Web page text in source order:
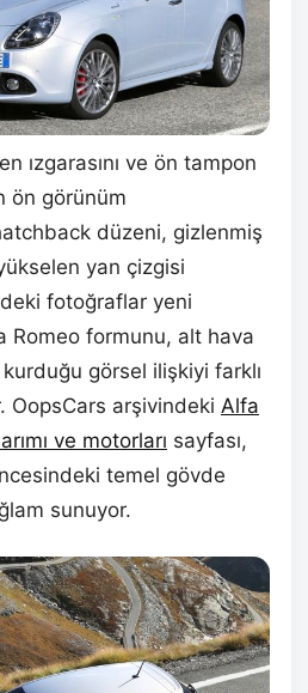
ızgarasını ve ön tampon
ön görünüm
düzeni, gizlenmiş
yan çizgisi
fotoğraflar yeni
Romeo formunu, alt hava
görsel ilişkiyi farklı
OopsCars arşivindeki Alfa
ve motorları sayfası,
temel gövde
sunuyor.